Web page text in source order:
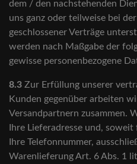
dem / den nachstehenden
uns ganz oder teilweise bei
geschlossener Verträge
werden nach Maßgabe der
gewisse personenbezogene
8.3 Zur Erfüllung unserer
Kunden gegenüber arbeiten
Versandpartnern zusammen.
Ihre Lieferadresse und,
Ihre Telefonnummer,
Warenlieferung Art. 6 Abs. 1